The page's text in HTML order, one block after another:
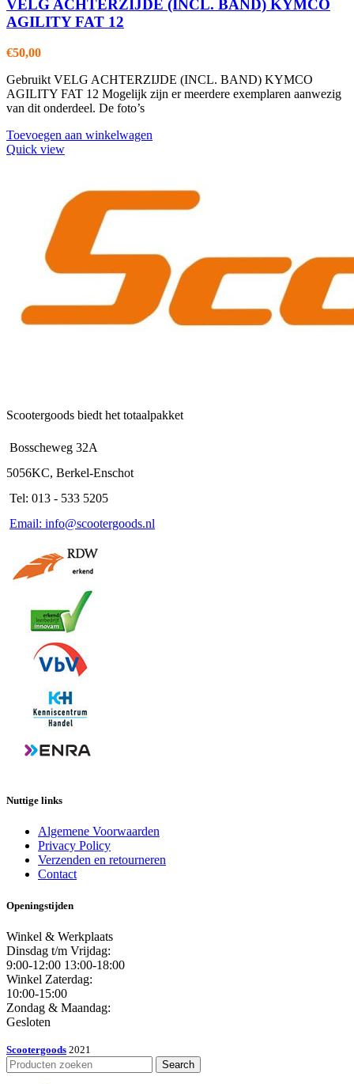
VELG ACHTERZIJDE (INCL. BAND) KYMCO
AGILITY FAT 12
€50,00
Gebruikt VELG ACHTERZIJDE (INCL. BAND) KYMCO
AGILITY FAT 12 Mogelijk zijn er meerdere exemplaren aanwezig
van dit onderdeel. De foto’s
Toevoegen aan winkelwagen
Quick view
Scootergoods biedt het totaalpakket
Bosscheweg 32A
5056KC, Berkel-Enschot
Tel: 013 - 533 5205
Email: info@scootergoods.nl
Nuttige links
Algemene Voorwaarden
Privacy Policy
Verzenden en retourneren
Contact
Openingstijden
Winkel & Werkplaats
Dinsdag t/m Vrijdag:
9:00-12:00 13:00-18:00
Winkel Zaterdag:
10:00-15:00
Zondag & Maandag:
Gesloten
Scootergoods 2021
Search